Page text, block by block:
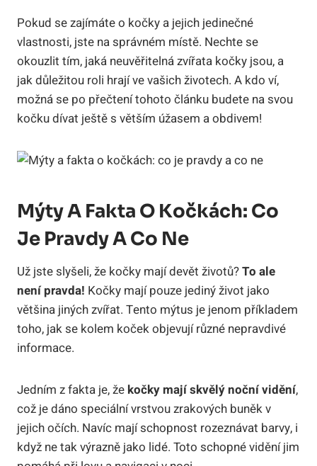
Pokud se zajímáte o kočky a jejich jedinečné
vlastnosti, jste na správném místě. Nechte se
okouzlit tím, jaká neuvěřitelná zvířata kočky jsou, a
jak důležitou roli hrají ve vašich životech. A kdo ví,
možná se po přečtení tohoto článku budete na svou
kočku dívat ještě s větším úžasem a obdivem!
Mýty A Fakta O Kočkách: Co
Je Pravdy A Co Ne
Už jste slyšeli, že kočky mají devět životů?To ale
není pravda! Kočky mají pouze jediný život jako
většina jiných zvířat. Tento mýtus je jenom příkladem
toho, jak se kolem koček objevují různé nepravdivé
informace.
Jedním z fakta je, že kočky mají skvělý noční vidění,
což je dáno speciální vrstvou zrakových buněk v
jejich očích. Navíc mají schopnost rozeznávat barvy, i
když ne tak výrazně jako lidé. Toto schopné vidění jim